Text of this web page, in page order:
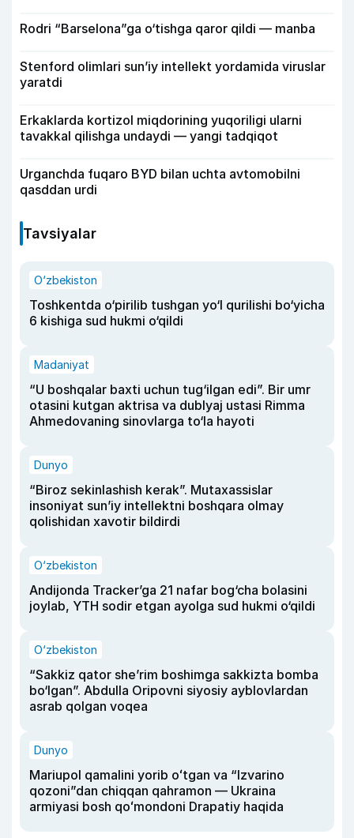
Rodri “Barselona”ga o‘tishga qaror qildi — manba
Stenford olimlari sun’iy intellekt yordamida viruslar
yaratdi
Erkaklarda kortizol miqdorining yuqoriligi ularni
tavakkal qilishga undaydi — yangi tadqiqot
Urganchda fuqaro BYD bilan uchta avtomobilni
qasddan urdi
Tavsiyalar
O‘zbekiston
Toshkentda o‘pirilib tushgan yo‘l qurilishi bo‘yicha
6 kishiga sud hukmi o‘qildi
Madaniyat
“U boshqalar baxti uchun tug‘ilgan edi”. Bir umr
otasini kutgan aktrisa va dublyaj ustasi Rimma
Ahmedovaning sinovlarga to‘la hayoti
Dunyo
“Biroz sekinlashish kerak”. Mutaxassislar
insoniyat sun’iy intellektni boshqara olmay
qolishidan xavotir bildirdi
O‘zbekiston
Andijonda Tracker’ga 21 nafar bog‘cha bolasini
joylab, YTH sodir etgan ayolga sud hukmi o‘qildi
O‘zbekiston
“Sakkiz qator she’rim boshimga sakkizta bomba
bo‘lgan”. Abdulla Oripovni siyosiy ayblovlardan
asrab qolgan voqea
Dunyo
Mariupol qamalini yorib oʻtgan va “Izvarino
qozoni”dan chiqqan qahramon — Ukraina
armiyasi bosh qoʻmondoni Drapatiy haqida